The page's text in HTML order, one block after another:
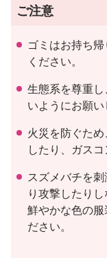
ご注意
ゴミはお持ち
ください。
生態系を尊重
いようにお願い
火災を防ぐた
したり、ガス
スズメバチを
り攻撃したり
鮮やかな色の
ださい。